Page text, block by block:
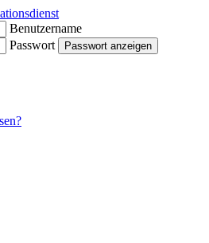
Benutzername
Passwort
Passwort anzeigen